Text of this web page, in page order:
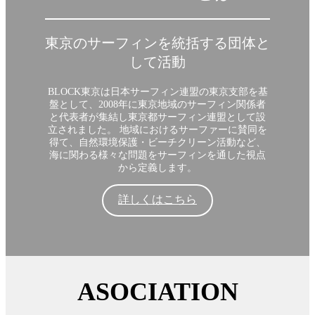
東京のサーフィンを統括する団体と
して活動
BLOCK東京は日本サーフィン連盟の東京支部を基
盤として、2008年に東京地域のサーフィン関係者
と代表者が集結し東京都サーフィン連盟として設
立されました。 地域におけるサーファーに賛同を
得て、自然環境保護・ビーチクリーン活動など、
海に関わる様々な問題をサーフィンを通した視点
から定義します。
詳しくはこちら
ASOCIATION